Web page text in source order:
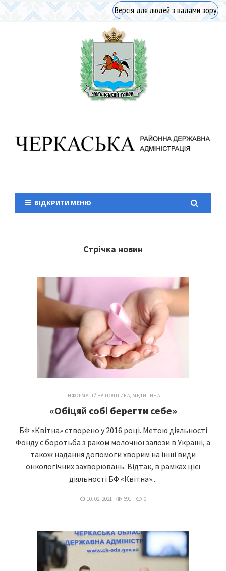
Версія для людей з вадами зору
ВІДКРИТИ МЕНЮ
Стрічка новин
ІНФОРМАЦІЙНА ПОЛІТИКА, МЕДИЦИНА
«Обіцяй собі берегти себе»
БФ «Квітна» створено у 2016 році. Метою діяльності
Фонду с боротьба з раком молочної залози в Україні, а
також надання допомоги хворим на інші види
онкологічних захворювань. Відтак, в рамках цієї
діяльності БФ «Квітна»...
10. 02. 2021 691 0